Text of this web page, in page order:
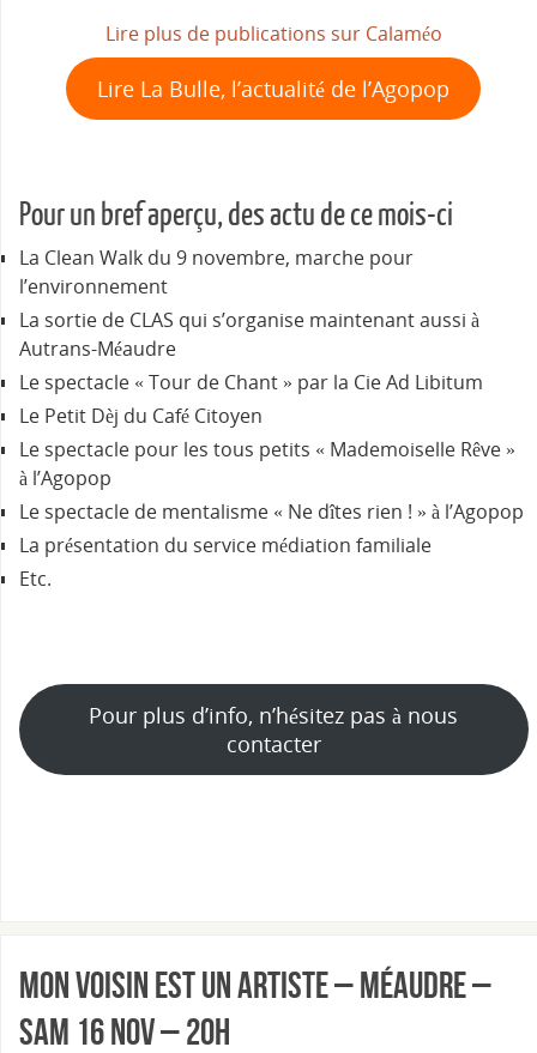
Lire plus de publications sur Calaméo
Lire La Bulle, l’actualité de l’Agopop
Pour un bref aperçu, des actu de ce mois-ci
La Clean Walk du 9 novembre, marche pour
l’environnement
La sortie de CLAS qui s’organise maintenant aussi à
Autrans-Méaudre
Le spectacle « Tour de Chant » par la Cie Ad Libitum
Le Petit Dèj du Café Citoyen
Le spectacle pour les tous petits « Mademoiselle Rêve »
à l’Agopop
Le spectacle de mentalisme « Ne dîtes rien ! » à l’Agopop
La présentation du service médiation familiale
Etc.
Pour plus d’info, n’hésitez pas à nous
contacter
Mon voisin est un artiste – Méaudre –
Sam 16 nov – 20h